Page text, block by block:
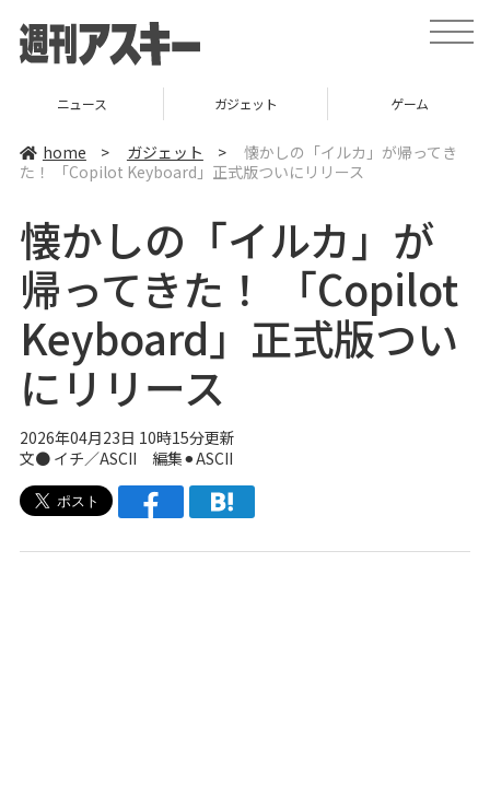
t
o
v
n
ニュース ガジェット ゲーム
home > ガジェット >
懐かしの「イルカ」が帰ってき
た！ 「Copilot Keyboard」正式版ついにリリース
懐かしの「イルカ」が
帰ってきた！ 「Copilot
Keyboard」正式版つい
にリリース
2026年04月23日 10時15分更新
文● イチ／ASCII 編集⚫︎ASCII